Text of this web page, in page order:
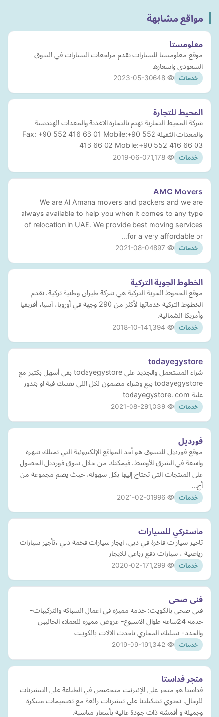
مواقع مشابهة
معلومستا
موقع معلومستا للسيارات يقدم مراجعات السيارات في السوق
السعودي واسعارها
خدمات 2023-05-30
المحيط للتجارة
شركة المحيط التجارية تهتم بالتجارة الاغذية والمعدات الهندسية
والمعدات الثقيلة Fax: +90 552 416 66 01 Mobile:+90 552
416 66 02 Mobile:+90 552 416 66 03
خدمات 2019-06-07
AMC Movers
We are Al Amana movers and packers and we are
always available to help you when it comes to any type
of relocation in UAE. We provide best moving services
for a very affordable pr…
خدمات 2021-08-04
الخطوط الجوية التركية
موقع الخطوط الجوية التركية هي شركة طيران وطنية تركية، تقدم
الخطوط التركية خدماتها لأكثر من 290 وجهة في أوروبا، آسيا، أفريقيا
وأمريكا الشمالية.
خدمات 2018-10-14
todayegystore
شراء المستعمل والجديد علي todayegystore بقي أسهل بكتير مع
todayegystore بيع وشراء مضمون لكل اللي نفسك فية او بتدور
علية todayegystore. com
خدمات 2021-08-29
فورديل
موقع فورديل للتسوق هو أحد المواقع الإلكترونية التي تمتلك شهرة
واسعة في الشرق الأوسط، فيمكنك من خلال سوق فورديل الحصول
على المنتجات التي تحتاج إليها بكل سهولة، حيث يضم مجموعة من
أج…
خدمات 2021-02-01
ماستركي للسيارات
تاجير سيارات فاخرة في دبي، ايجار سيارات فخمة دبي ،تأجير سيارات
رياضية ، سيارات دفع رباعي للايجار
خدمات 2020-02-17
فنى صحى
فنى صحى بالكويت: خدمه مميزه فى اعمال السباكه والتركيبات-
خدمه 24ساعه طوال الاسبوع- عروض مميزه للعملاء الحاليين
والجدد- تسليك المجاري باحدث الالات بالكويت
خدمات 2019-09-19
متجر فداستا
فداستا هو متجر على الإنترنت متخصص في الطباعة على التيشرتات
للرجال. تحتوي تشكيلتنا على تيشرتات رائعة مع تصميمات مبتكرة
وجميلة و أقمشة ذات جودة عالية بأسعار مناسبة.